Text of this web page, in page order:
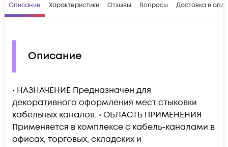
Описание Характеристики Отзывы Вопросы Доставка и
Описание
• НАЗНАЧЕНИЕ Предназначен для
декоративного оформления мест стыковки
кабельных каналов. • ОБЛАСТЬ ПРИМЕНЕНИЯ
Применяется в комплексе с кабель-каналами в
офисах, торговых, складских и